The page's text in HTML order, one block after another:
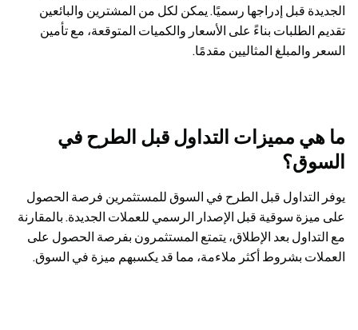
الجديدة قبل إدراجها رسميًا. يمكن لكل من المشترين والبائعين
تقديم الطلبات بناءً على الأسعار والكميات المتوقعة، مع تأمين
السعر والمبلغ المثاليين مقدمًا.
ما هي مميزات التداول قبل الطرح في
السوق؟
يوفر التداول قبل الطرح في السوق للمستثمرين فرصة الحصول
على ميزة سوقية قبل الإصدار الرسمي للعملات الجديدة. بالمقارنة
مع التداول بعد الإطلاق، يتمتع المستثمرون بفرصة الحصول على
العملات بشروط أكثر ملاءمة، مما قد يكسبهم ميزة في السوق.